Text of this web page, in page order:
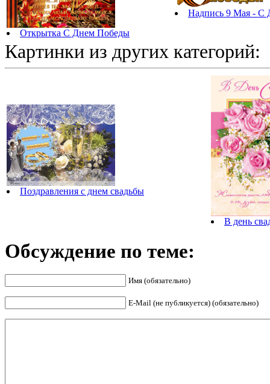
Открытка С Днем Победы
Надпись 9 Мая - С
Картинки из других категорий:
Поздравления с днем свадьбы
В день
Обсуждение по теме:
Имя (обязательно)
E-Mail (не публикуется) (обязательно)